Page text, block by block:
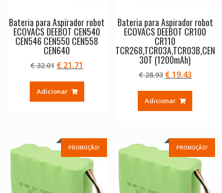
Bateria para Aspirador robot
ECOVACS DEEBOT CEN540
CEN546 CEN550 CEN558
CEN640
€32.01 O
original
era:
€ 21.71
Adicionar
Bateria para Aspirador robot
ECOVACS DEEBOT CR100
CR110
TCR268,TCR03A,TCR03B,CEN
30T (1200mAh)
€28.93 O
original
era:
€19.43O
Adicionar
PROMOÇÃO! PROMOÇÃO!